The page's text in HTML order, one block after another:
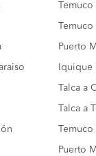
Puerto
Iquique
Talca a
Talca a
Puerto